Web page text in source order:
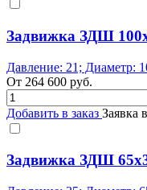
Задвижка ЗДШ
Давление: 21; Диаметр:
От 264 600 руб.
Добавить в заказ Заявка
Задвижка ЗДШ